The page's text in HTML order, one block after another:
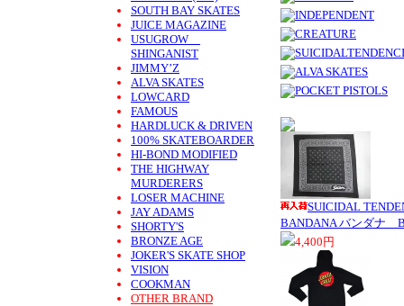
SOUTH BAY SKATES
JUICE MAGAZINE
USUGROW
SHINGANIST
JIMMY’Z
ALVA SKATES
LOWCARD
FAMOUS
HARDLUCK & DRIVEN
100% SKATEBOARDER
HI-BOND MODIFIED
THE HIGHWAY
MURDERERS
LOSER MACHINE
JAY ADAMS
SHORTY'S
BRONZE AGE
JOKER'S SKATE SHOP
VISION
COOKMAN
OTHER BRAND
SUICIDAL
BANDANA バンダナ
4,400円